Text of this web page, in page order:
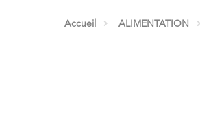
Accueil ALIMENTATION